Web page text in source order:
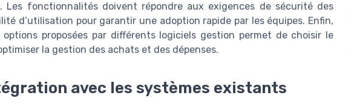
Les fonctionnalités doivent répondre aux exigences de sécurité des
d’utilisation pour garantir une adoption rapide par les équipes. Enfin,
proposées par différents logiciels gestion permet de choisir le
la gestion des achats et des dépenses.
avec les systèmes existants